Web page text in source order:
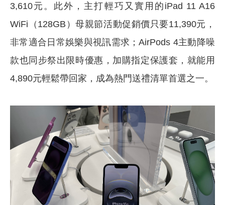
3,610元。此外，主打輕巧又實用的iPad 11 A16
WiFi（128GB）母親節活動促銷價只要11,390元，
非常適合日常娛樂與視訊需求；AirPods 4主動降噪
款也同步祭出限時優惠，加購指定保護套，就能用
4,890元輕鬆帶回家，成為熱門送禮清單首選之一。